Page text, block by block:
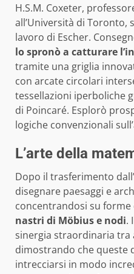
H.S.M. Coxeter,
all’Università di Toronto,
lavoro di Escher.
lo spronò a catturare
tramite una griglia
con arcate circolari
tessellazioni iperboliche
di Poincaré. Esplorò
logiche convenzionali
L’arte della
Dopo il trasferimento
disegnare paesaggi e
concentrandosi su forme
nastri di Möbius e nodi.
sinergia straordinaria tra
dimostrando che queste
intrecciarsi in modo